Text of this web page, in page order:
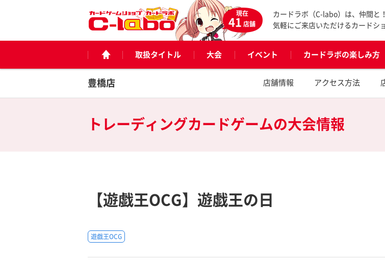
現在
41店舗
カードラボ（C-labo）は、仲間と
気軽にご来店いただけるカードシ
取扱タイトル 大会 イベント カードラボの楽しみ方
豊橋店 店舗情報 アクセス方法
トレーディングカードゲームの大会情報
【遊戯王OCG】遊戯王の日
遊戯王OCG